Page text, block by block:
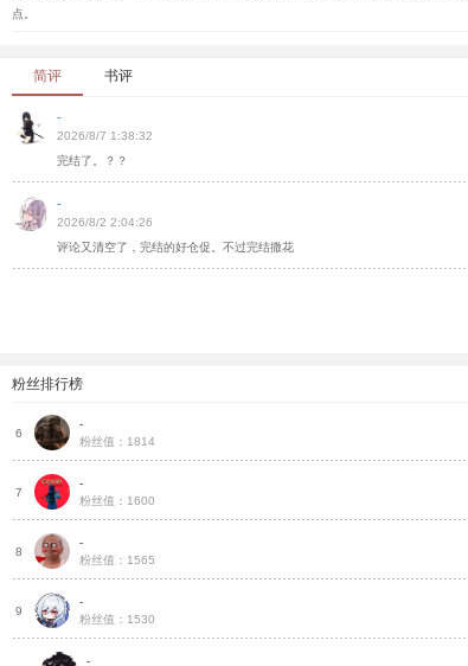
点。
简评 书评
-
2026/8/7 1:38:32
完结了。？？
-
2026/8/2 2:04:26
评论又清空了，完结的好仓促。不过完结撒花
粉丝排行榜
6
-
粉丝值：1814
7
-
粉丝值：1600
8
-
粉丝值：1565
9
-
粉丝值：1530
-